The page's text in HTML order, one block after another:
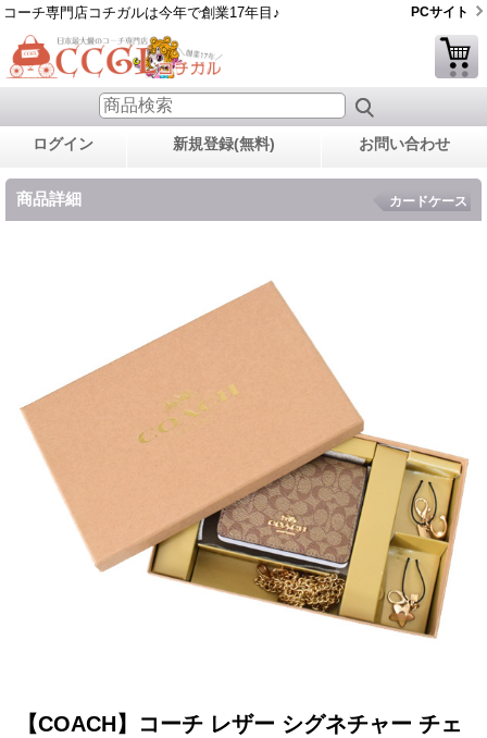
コーチ専門店コチガルは今年で創業17年目♪ PCサイト
ログイン 新規登録(無料) お問い合わせ
商品詳細 カードケース
【COACH】コーチ レザー シグネチャー チェ